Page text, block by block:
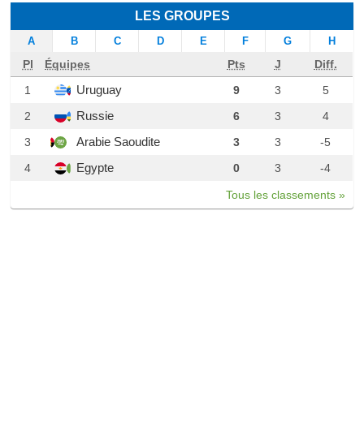
LES GROUPES
A B C D E F G H
Pl Équipes Pts J
Diff.
1
Uruguay 9 3
5
2
Russie 6 3
4
3
Arabie Saoudite 3 3
-5
4
Egypte 0 3 -4
Tous les classements »